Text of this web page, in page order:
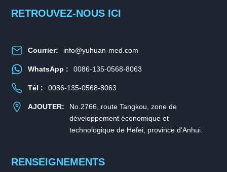
RETROUVEZ-NOUS ICI
Courrier: info@yuhuan-med.com
WhatsApp : 0086-135-0568-8063
Tél : 0086-135-0568-8063
AJOUTER:
No.2766, route Tangkou, zone de
développement économique et
technologique de Hefei, province d'Anhui.
RENSEIGNEMENTS